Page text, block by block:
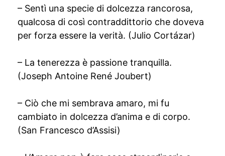
– Sentì una specie di dolcezza rancorosa,
qualcosa di così contraddittorio che doveva
per forza essere la verità. (Julio Cortázar)
– La tenerezza è passione tranquilla.
(Joseph Antoine René Joubert)
– Ciò che mi sembrava amaro, mi fu
cambiato in dolcezza d’anima e di corpo.
(San Francesco d’Assisi)